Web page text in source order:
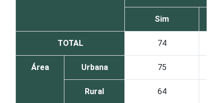
Sim
TOTAL 74
Área Urbana 75
Rural 64